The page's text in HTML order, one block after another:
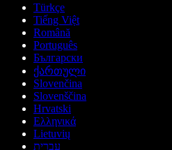
Türkçe
Tiếng Việt
Română
Português
Български
ქართული
Slovenčina
Slovenščina
Hrvatski
Ελληνικά
Lietuvių
עברית